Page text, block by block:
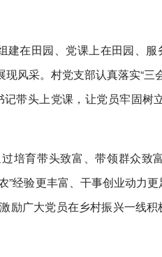
建在田园、党课上在田园、服
风采。村党支部认真落实“三
带头上党课，让党员牢固树
培育带头致富、带领群众致
”经验更丰富、干事创业动力
励广大党员在乡村振兴一线积